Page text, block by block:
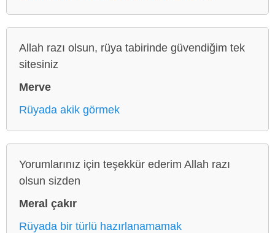
Allah razı olsun, rüya tabirinde güvendiğim tek
sitesiniz
Merve
Rüyada akik görmek
Yorumlarınız için teşekkür ederim Allah razı
olsun sizden
Meral çakır
Rüyada bir türlü hazırlanamamak